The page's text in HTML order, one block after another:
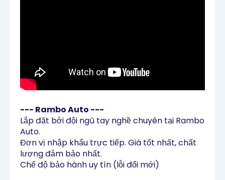
--- Rambo Auto ---
Lắp đặt bởi đội ngũ tay nghề chuyên tại Rambo
Auto.
Đơn vị nhập khẩu trực tiếp. Giá tốt nhất, chất
lượng đảm bảo nhất.
Chế độ bảo hành uy tín (lỗi đổi mới)